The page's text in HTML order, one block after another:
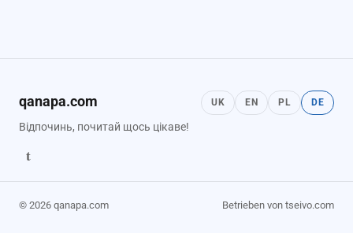
qanapa.com
Відпочинь, почитай щось цікаве!
t
UK EN PL DE
© 2026 qanapa.com Betrieben von tseivo.com